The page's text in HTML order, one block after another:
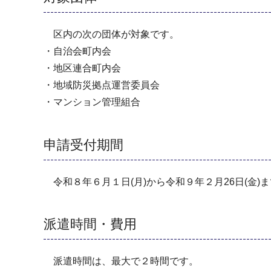
区内の次の団体が対象です。
・自治会町内会
・地区連合町内会
・地域防災拠点運営委員会
・マンション管理組合
申請受付期間
令和８年６月１日(月)から令和９年２月26日(金)
派遣時間・費用
派遣時間は、最大で２時間です。